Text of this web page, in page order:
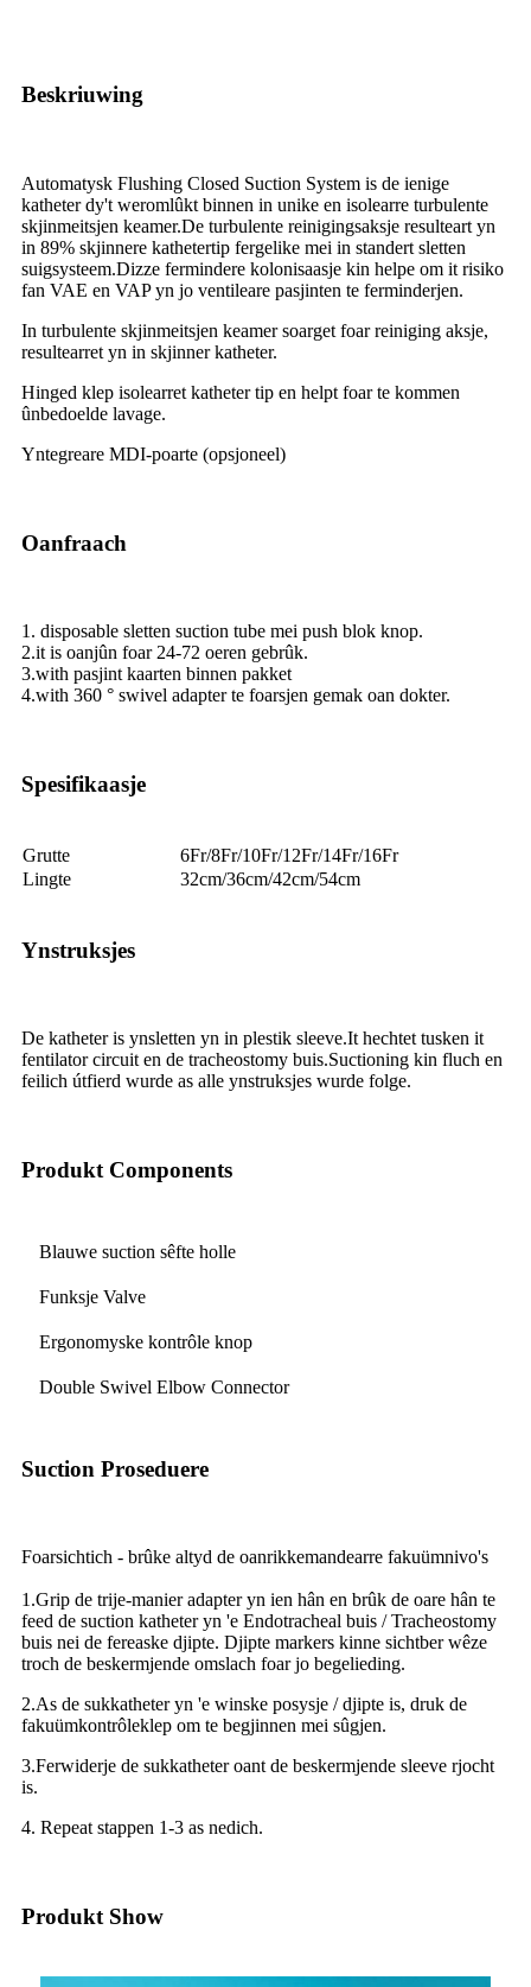
Beskriuwing
Automatysk Flushing Closed Suction System is de ienige
katheter dy't weromlûkt binnen in unike en isolearre turbulente
skjinmeitsjen keamer.De turbulente reinigingsaksje resulteart yn
in 89% skjinnere kathetertip fergelike mei in standert sletten
suigsysteem.Dizze fermindere kolonisaasje kin helpe om it risiko
fan VAE en VAP yn jo ventileare pasjinten te ferminderjen.
In turbulente skjinmeitsjen keamer soarget foar reiniging aksje,
resultearret yn in skjinner katheter.
Hinged klep isolearret katheter tip en helpt foar te kommen
ûnbedoelde lavage.
Yntegreare MDI-poarte (opsjoneel)
Oanfraach
1. disposable sletten suction tube mei push blok knop.
2.it is oanjûn foar 24-72 oeren gebrûk.
3.with pasjint kaarten binnen pakket
4.with 360 ° swivel adapter te foarsjen gemak oan dokter.
Spesifikaasje
Grutte
6Fr/8Fr/10Fr/12Fr/14Fr/16Fr
Lingte
32cm/36cm/42cm/54cm
Ynstruksjes
De katheter is ynsletten yn in plestik sleeve.It hechtet tusken it
fentilator circuit en de tracheostomy buis.Suctioning kin fluch en
feilich útfierd wurde as alle ynstruksjes wurde folge.
Produkt Components
Blauwe suction sêfte holle
Funksje Valve
Ergonomyske kontrôle knop
Double Swivel Elbow Connector
Suction Proseduere
Foarsichtich - brûke altyd de oanrikkemandearre fakuümnivo's
1.Grip de trije-manier adapter yn ien hân en brûk de oare hân te
feed de suction katheter yn 'e Endotracheal buis / Tracheostomy
buis nei de fereaske djipte. Djipte markers kinne sichtber wêze
troch de beskermjende omslach foar jo begelieding.
2.As de sukkatheter yn 'e winske posysje / djipte is, druk de
fakuümkontrôleklep om te begjinnen mei sûgjen.
3.Ferwiderje de sukkatheter oant de beskermjende sleeve rjocht
is.
4. Repeat stappen 1-3 as nedich.
Produkt Show